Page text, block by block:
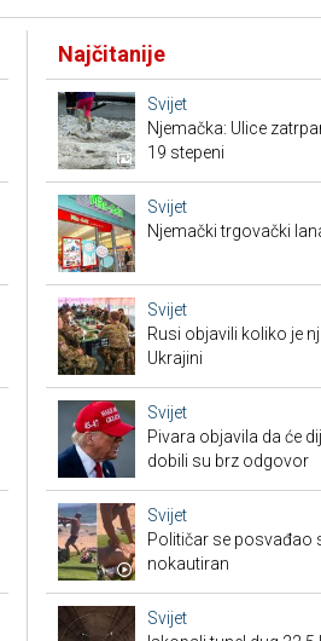
Najčitanije
Svijet
Njemačka: Ulice
19 stepeni
Svijet
Njemački trgovački
Svijet
Rusi objavili koliko je
Ukrajini
Svijet
Pivara objavila da će
dobili su brz odgovor
Svijet
Političar se posvađao
nokautiran
Svijet